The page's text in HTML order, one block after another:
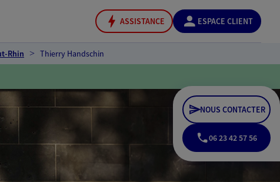
ASSISTANCE ESPACE CLIENT
Rhin Thierry Handschin
NOUS CONTACTER
06 23 42 57 56